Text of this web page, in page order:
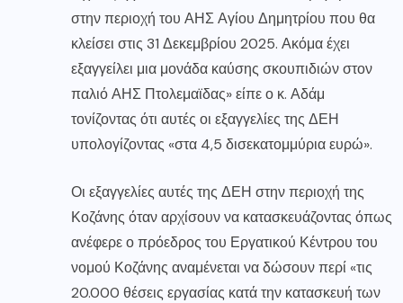
στην περιοχή του ΑΗΣ Αγίου Δημητρίου που θα
κλείσει στις 31 Δεκεμβρίου 2025. Ακόμα έχει
εξαγγείλει μια μονάδα καύσης σκουπιδιών στον
παλιό ΑΗΣ Πτολεμαϊδας» είπε ο κ. Αδάμ
τονίζοντας ότι αυτές οι εξαγγελίες της ΔΕΗ
υπολογίζοντας «στα 4,5 δισεκατομμύρια ευρώ».
Οι εξαγγελίες αυτές της ΔΕΗ στην περιοχή της
Κοζάνης όταν αρχίσουν να κατασκευάζοντας όπως
ανέφερε ο πρόεδρος του Εργατικού Κέντρου του
νομού Κοζάνης αναμένεται να δώσουν περί «τις
20.000 θέσεις εργασίας κατά την κατασκευή των